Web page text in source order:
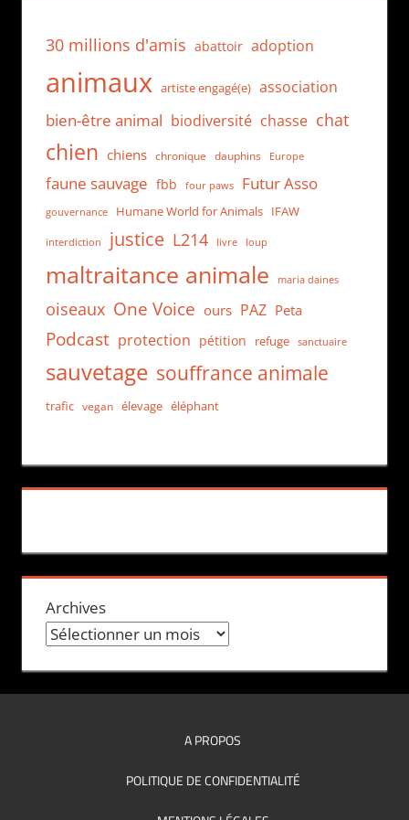
30 millions d'amis abattoir adoption
animaux artiste engagé(e) association
bien-être animal biodiversité chasse chat
chien chiens chronique dauphins Europe
faune sauvage fbb four paws Futur Asso
gouvernance Humane World for Animals IFAW
interdiction justice L214 livre loup
maltraitance animale maria daines
oiseaux One Voice ours PAZ Peta
Podcast protection pétition refuge sanctuaire
sauvetage souffrance animale
trafic vegan élevage éléphant
Archives
A PROPOS
POLITIQUE DE CONFIDENTIALITÉ